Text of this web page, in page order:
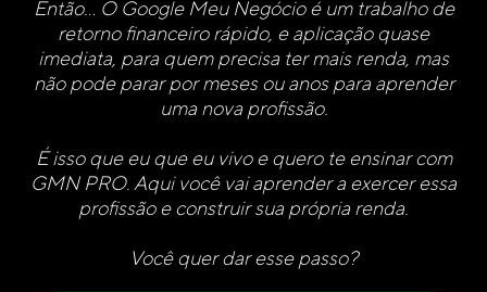
Então… O Google Meu Negócio é um trabalho de
retorno financeiro rápido, e aplicação quase
imediata, para quem precisa ter mais renda, mas
não pode parar por meses ou anos para aprender
uma nova profissão.
É isso que eu que eu vivo e quero te ensinar com
GMN PRO. Aqui você vai aprender a exercer essa
profissão e construir sua própria renda.
Você quer dar esse passo?